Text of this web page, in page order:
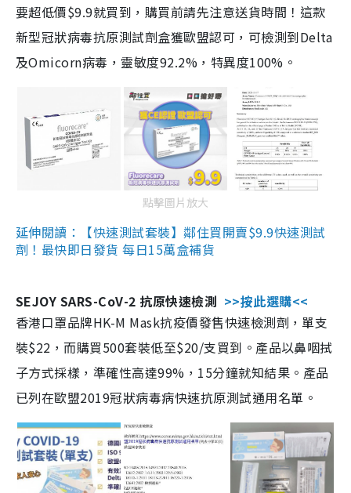
要超低價$9.9就買到，購買前請先注意送貨時間！這款
新型冠狀病毒抗原測試劑盒獲歐盟認可，可檢測到Delta
及Omicorn病毒，靈敏度92.2%，特異度100%。
點擊圖片放大
延伸閱讀：【快速測試套裝】鄰住買開賣$9.9快速測試
劑！最快即日發貨 每日15萬盒補貨
SEJOY SARS-CoV-2 抗原快速檢測 >>按此選購<<
香港口罩品牌HK-M Mask抗疫價發售快速檢測劑，單支
裝$22，而購買500套裝低至$20/支買到。產品以鼻咽拭
子方式採樣，準確性高達99%，15分鐘就知結果。產品
已列在歐盟2019冠狀病毒病快速抗原測試通用名單。